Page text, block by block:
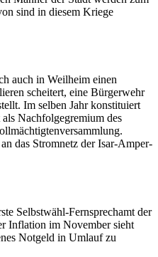
sind in diesem Kriege
auch in Weilheim einen
scheitert, eine Bürgerwehr
Im selben Jahr konstituiert
Nachfolgegremium des
das Stromnetz der Isar-Amper-
Selbstwähl-Fernsprechamt der
Inflation im November sieht
Notgeld in Umlauf zu